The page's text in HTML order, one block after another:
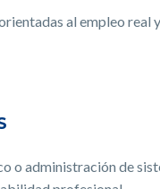
al empleo real
administración de